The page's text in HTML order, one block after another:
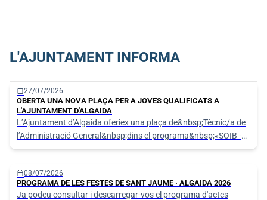
L'AJUNTAMENT INFORMA
calendar_today27/07/2026
OBERTA UNA NOVA PLAÇA PER A JOVES QUALIFICATS A
L'AJUNTAMENT D'ALGAIDA
L’Ajuntament d’Algaida oferiex una plaça de&nbsp;Tècnic/a de
l’Administració General&nbsp;dins el programa&nbsp;«SOIB -
Oportunitats d’Ocupació per a Persones Joves Qualifi
calendar_today08/07/2026
PROGRAMA DE LES FESTES DE SANT JAUME · ALGAIDA 2026
Ja podeu consultar i descarregar-vos el programa d'actes